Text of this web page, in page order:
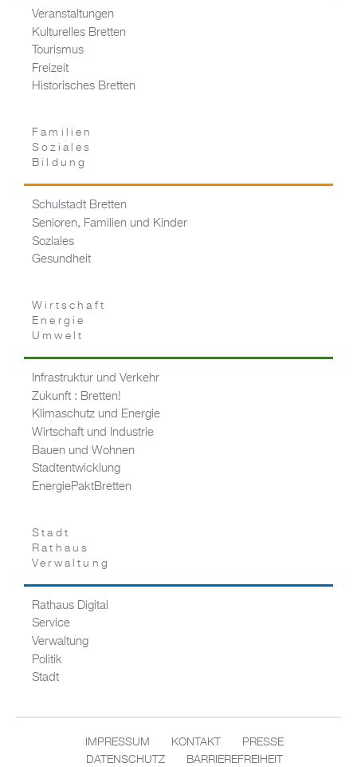
Veranstaltungen
Kulturelles Bretten
Tourismus
Freizeit
Historisches Bretten
Familien
Soziales
Bildung
Schulstadt Bretten
Senioren, Familien und Kinder
Soziales
Gesundheit
Wirtschaft
Energie
Umwelt
Infrastruktur und Verkehr
Zukunft : Bretten!
Klimaschutz und Energie
Wirtschaft und Industrie
Bauen und Wohnen
Stadtentwicklung
EnergiePaktBretten
Stadt
Rathaus
Verwaltung
Rathaus Digital
Service
Verwaltung
Politik
Stadt
IMPRESSUM KONTAKT
PRESSE
DATENSCHUTZ
BARRIEREFREIHEIT